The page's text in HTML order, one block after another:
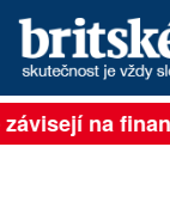
PŘIHLÁSIT
na